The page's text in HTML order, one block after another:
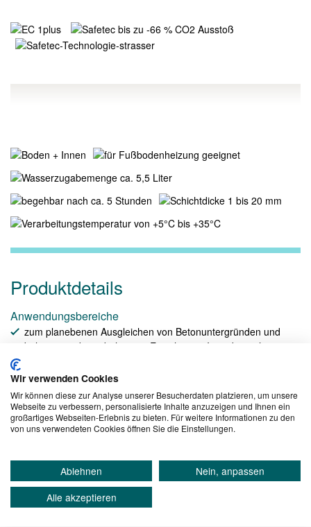
Produktdetails
Anwendungsbereiche
zum planebenen Ausgleichen von Betonuntergründen und
beheizten oder unbeheizten Estrichen im Innenbereich
Dünnschichtheizungen
Untergrund für Oberbeläge, wie z. B. Fliesen, Naturwerkstein,
PVC, Parkett, Teppich usw.
nach 7 d ≥ 20 N/mm²
nach 28 d ≥ 25 N/mm²
Biegezugfestigkeit:
Schichtstärke:
1 – 20 mm im Verbund, partiell bis
Wir verwenden Cookies
Wir können diese zur Analyse unserer Besucherdaten platzieren, um unsere
Webseite zu verbessern, personalisierte Inhalte anzuzeigen und Ihnen ein
großartiges Webseiten-Erlebnis zu bieten. Für weitere Informationen zu den
von uns verwendeten Cookies öffnen Sie die Einstellungen.
Ablehnen
Nein, anpassen
Alle akzeptieren